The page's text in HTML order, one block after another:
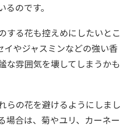
のです。
する花も控えめにしたいとこ
イやジャスミンなどの強い香
な雰囲気を壊してしまうかも
らの花を避けるようにしまし
場合は、菊やユリ、カーネー